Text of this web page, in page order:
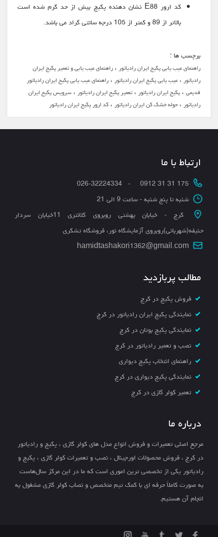
کد ارور E88 نشان دهنده پکیج بیش از حد گرم شده است
بالاتر از 89 و کمتر از 105 درجه سانتی گراد می باشد.
برچسب ها :
راهنمای عیب یابی پکیج ایران رادیاتور،راهنمای عیب یابی و تعمیر پکیج ایران
رادیاتور،عیب یابی پکیج ایران رادیاتور،راهنمای عیب یابی پکیج ایران رادیاتور
قدیمی،پکیج ایران رادیاتور،تعمیر پکیج ایران رادیاتور،سرویس پکیج ایران
رادیاتور،حوله خشک کن ایران رادیاتور،کد ارور پکیج ایران رادیاتور
ارتباط با ما
175 31 31 0912 - 026-32224334
شنبه تا پنج شنبه - ساعت 9 الی 21
کرج - خیابان بهشتی روبروی کلانتری 11خیابان سردار
حنیفه(شهربانی)روبروی آزمایشگاه نور، فروشگاه تشکری
hamidtashakori1362@gmail.com
مطالب پربازدید
فروش پکیج در کرج
نمایندگی پکیج ایران رادیاتور در کرج
نمایندگی پکیج بوتان در کرج
نصب و تعمیر رادیاتور در کرج
راهنمای انتخاب پکیج دیواری
نمایندگی پکیج دیواری در کرج
تعمیر کولر گازی در کرج
درباره ما
مرجع اصلی تعمیرات و فروش انواع مدل های کولر گازی ، پکیج و رادیاتور
در کرج ، فروش محصولات اورجینال ، نصب و تعمیرات کولر گازی ، پکیج و
رادیاتور یکی از تخصصی ترین اموری است که ما در این مرکز سال‌هاست
به صورت کاملاً حرفه ای با کمک تیم متخصص و نصاب کولر گازی مشغول به
انجام آن هستیم.